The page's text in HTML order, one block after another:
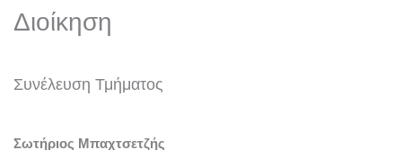
Διοίκηση
Συνέλευση Τμήματος
Σωτήριος Μπαχτσετζής